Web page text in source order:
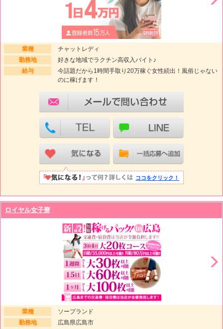
業種
チャットレディ
勤務地
好きな地域でラクチン高収入バイト♪
給与
今話題だから1時間手取り20万稼ぐ女性続出！風俗じゃない
のに稼げます！
ココをクリック！
ロイヤル女子寮
業種
ソープランド
勤務地
広島県広島市